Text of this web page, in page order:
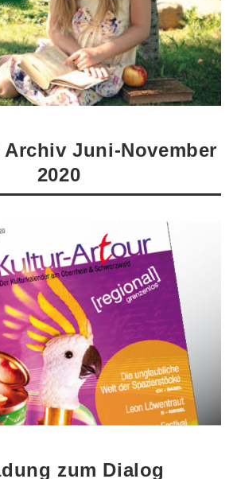
Archiv Juni-November
2020
zum Dialog